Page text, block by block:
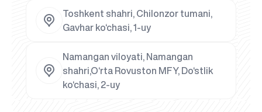
Toshkent shahri, Chilonzor tumani,
Gavhar ko‘chasi, 1-uy
Namangan viloyati, Namangan
shahri,O‘rta Rovuston MFY, Do‘stlik
ko‘chasi, 2-uy